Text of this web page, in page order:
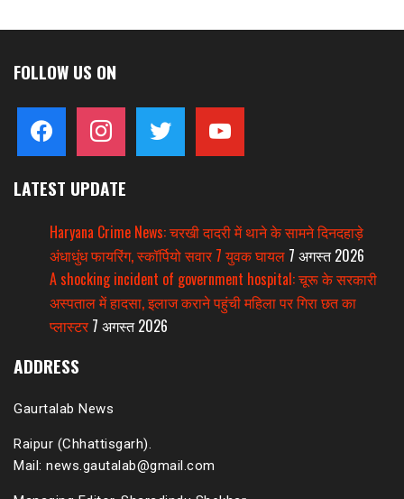
FOLLOW US ON
facebook instagram twitter
LATEST UPDATE
Haryana Crime News: चरखी दादरी में थाने के सामने दिनदहाड़े
अंधाधुंध फायरिंग, स्कॉर्पियो सवार 7 युवक घायल 7 अगस्त 2026
A shocking incident of government hospital: चूरू के सरकारी
अस्पताल में हादसा, इलाज कराने पहुंची महिला पर गिरा छत का
प्लास्टर 7 अगस्त 2026
ADDRESS
Gaurtalab News
Raipur (Chhattisgarh).
Mail: news.gautalab@gmail.com